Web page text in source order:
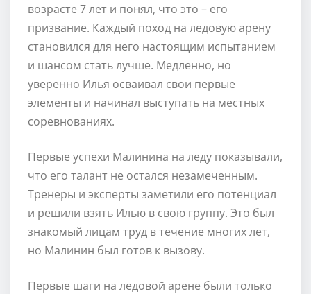
возрасте 7 лет и понял, что это – его
призвание. Каждый поход на ледовую арену
становился для него настоящим испытанием
и шансом стать лучше. Медленно, но
уверенно Илья осваивал свои первые
элементы и начинал выступать на местных
соревнованиях.
Первые успехи Малинина на леду показывали,
что его талант не остался незамеченным.
Тренеры и эксперты заметили его потенциал
и решили взять Илью в свою группу. Это был
знакомый лицам труд в течение многих лет,
но Малинин был готов к вызову.
Первые шаги на ледовой арене были только